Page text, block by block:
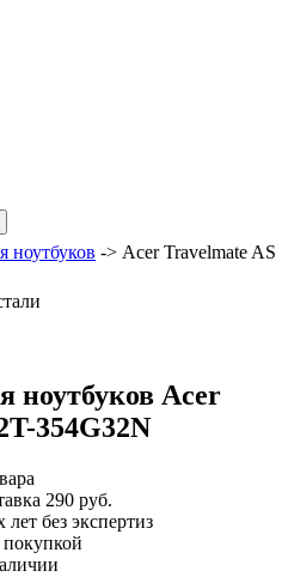
ноутбуков -> Acer Travelmate AS
ноутбуков Acer
354G32N
290 руб.
лет без экспертиз
покупкой